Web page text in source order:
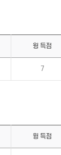
윙 득점
7
윙 득점